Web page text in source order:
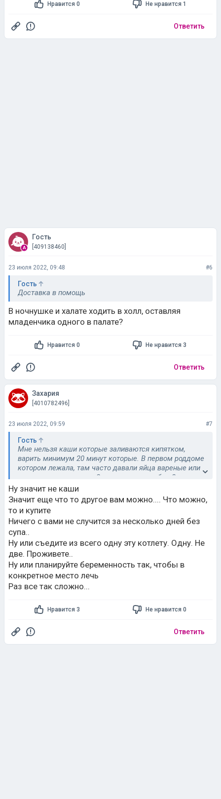
Нравится 0 Не нравится 1
Ответить
Гость
[409138460]
23 июля 2022, 09:48 #6
Гость
Доставка в помощь
В ночнушке и халате ходить в холл, оставляя
младенчика одного в палате?
Нравится 0 Не нравится 3
Ответить
Захария
[4010782496]
23 июля 2022, 09:59 #7
Гость
Мне нельзя каши которые заливаются кипятком,
варить минимум 20 минут которые. В первом роддоме
котором лежала, там часто давали яйца вареные или
омлет на завтрак, я по 2 порции ела, на обед 2
котлеты к примеру вместо одной и без гарнира, рядом
был магазин и холодильник рабочий. В другом
роддоме холодильник часто отключали, девочки
жаловались, что еда за ночь испортилась наверное. И
там несмотря на условия, всякие реанимации, новое
оборудование с питанием беда, даже кефир мерными
стаканами давали
Ну значит не каши
Значит еще что то другое вам можно.... Что можно,
то и купите
Ничего с вами не случится за несколько дней без
супа..
Ну или съедите из всего одну эту котлету. Одну. Не
две. Проживете..
Ну или планируйте беременность так, чтобы в
конкретное место лечь
Раз все так сложно...
Нравится 3 Не нравится 0
Ответить